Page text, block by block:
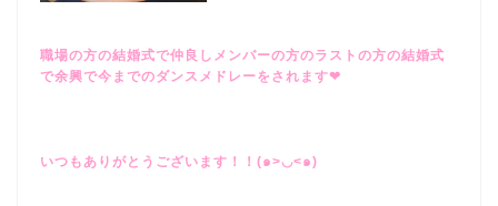
職場の方の結婚式で仲良しメンバーの方のラストの方の結婚式
で余興で今までのダンスメドレーをされます❤︎
いつもありがとうございます！！(๑>◡<๑)